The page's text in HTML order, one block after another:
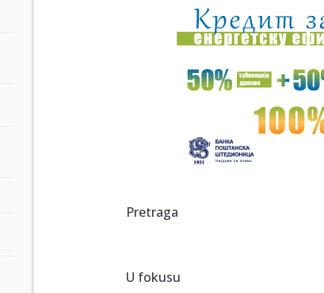
00:15:VIDEO: Ferrari 812
00:05:ZVEZDA I PARTIZAN PUNE
zaraditi od S...
BRANKO LAZIĆ
23:32:Ponuda za Suzuki S-Cross
23:26:
Pretraga
U fokusu